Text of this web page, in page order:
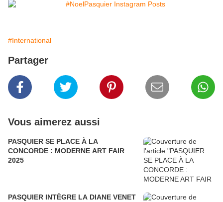
#International
Partager
Vous aimerez aussi
PASQUIER SE PLACE À LA
CONCORDE : MODERNE ART FAIR
2025
PASQUIER INTÈGRE LA DIANE VENET